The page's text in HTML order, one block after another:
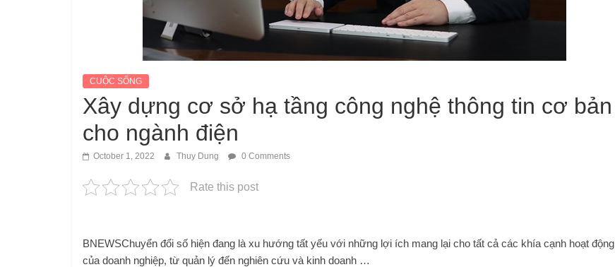
CUỘC SỐNG
Xây dựng cơ sở hạ tầng công nghệ thông tin cơ bản
cho ngành điện
October 1, 2022 Thuy Dung 0 Comments
Rate this post
BNEWSChuyển đổi số hiện đang là xu hướng tất yếu với những lợi ích mang lại cho tất cả các khía cạnh hoạt động
của doanh nghiệp, từ quản lý đến nghiên cứu và kinh doanh …